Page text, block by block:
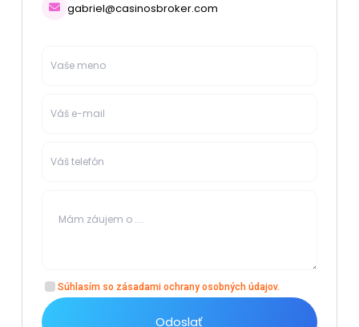
gabriel@casinosbroker.com
Súhlasím so zásadami ochrany osobných údajov.
Odoslať